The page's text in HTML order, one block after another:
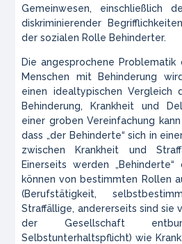
Gemeinwesen, einschließlich
diskriminierender
der sozialen Rolle Behinderter.
Die angesprochene
Menschen mit Behinderung
einen idealtypischen Vergleich
Behinderung, Krankheit und
einer groben Vereinfachung
dass „der Behinderte“ sich in
zwischen Krankheit und
Einerseits werden
können von bestimmten Rollen
(Berufstätigkeit,
Straffällige, andererseits sind sie
der Gesellschaft
Selbstunterhaltspflicht) wie